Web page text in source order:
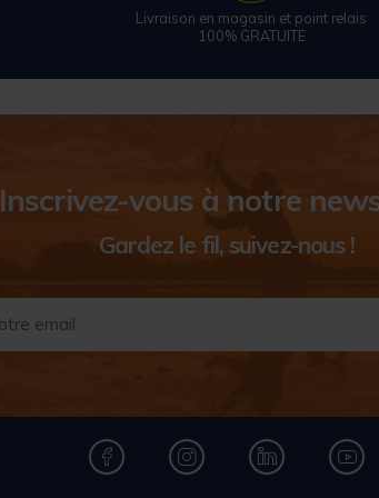
Livraison en magasin et point relais
100% GRATUITE
Inscrivez-vous à notre
Gardez le fil, suivez-nous !